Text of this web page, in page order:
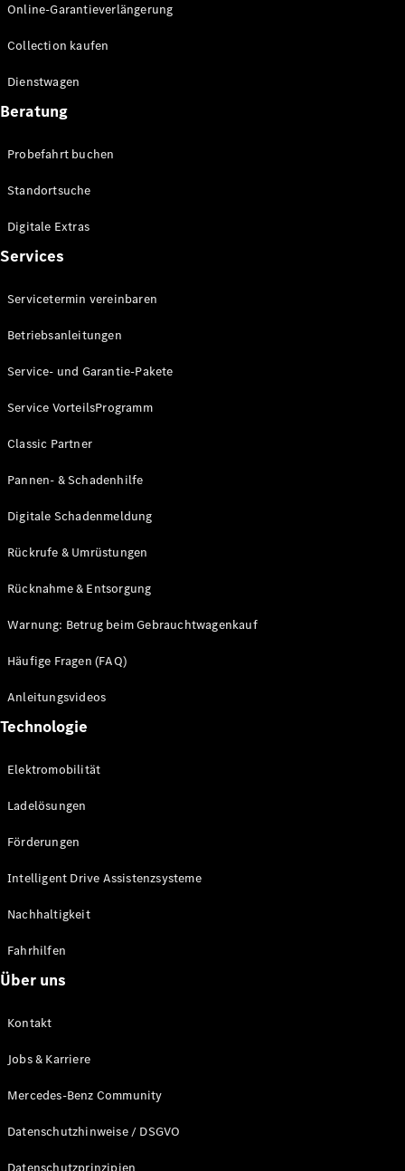
Online-Garantieverlängerung
Collection kaufen
Dienstwagen
Beratung
Probefahrt buchen
Standortsuche
Digitale Extras
Services
Servicetermin vereinbaren
Betriebsanleitungen
Service- und Garantie-Pakete
Service VorteilsProgramm
Classic Partner
Pannen- & Schadenhilfe
Digitale Schadenmeldung
Rückrufe & Umrüstungen
Rücknahme & Entsorgung
Warnung: Betrug beim Gebrauchtwagenkauf
Häufige Fragen (FAQ)
Anleitungsvideos
Technologie
Elektromobilität
Ladelösungen
Förderungen
Intelligent Drive Assistenzsysteme
Nachhaltigkeit
Fahrhilfen
Über uns
Kontakt
Jobs & Karriere
Mercedes-Benz Community
Datenschutzhinweise / DSGVO